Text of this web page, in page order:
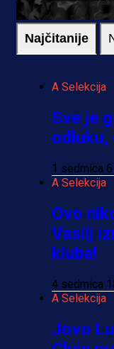
Najčitanije
A Selekcija
Sve je
odluku,
1 sedmica 6
A Selekcija
Ovo
Vasilj
kluba!
4 sedmica
A Selekcija
Jovo